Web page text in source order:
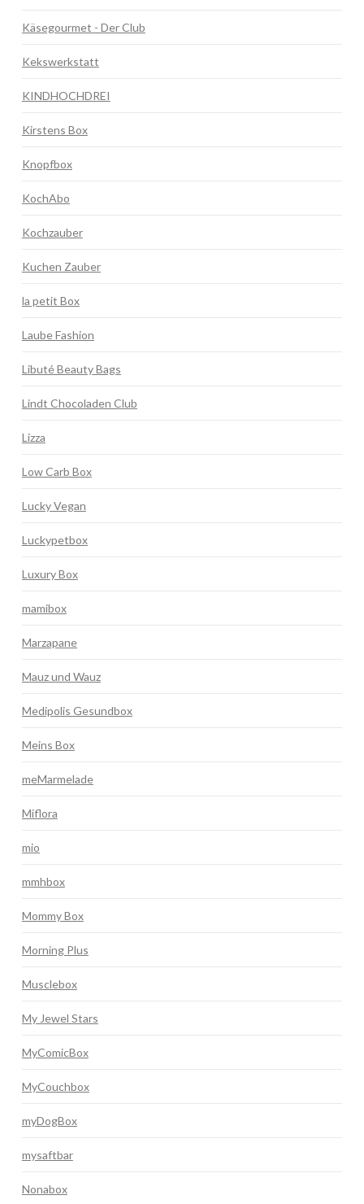
Käsegourmet - Der Club
Kekswerkstatt
KINDHOCHDREI
Kirstens Box
Knopfbox
KochAbo
Kochzauber
Kuchen Zauber
la petit Box
Laube Fashion
Libuté Beauty Bags
Lindt Chocoladen Club
Lizza
Low Carb Box
Lucky Vegan
Luckypetbox
Luxury Box
mamibox
Marzapane
Mauz und Wauz
Medipolis Gesundbox
Meins Box
meMarmelade
Miflora
mio
mmhbox
Mommy Box
Morning Plus
Musclebox
My Jewel Stars
MyComicBox
MyCouchbox
myDogBox
mysaftbar
Nonabox